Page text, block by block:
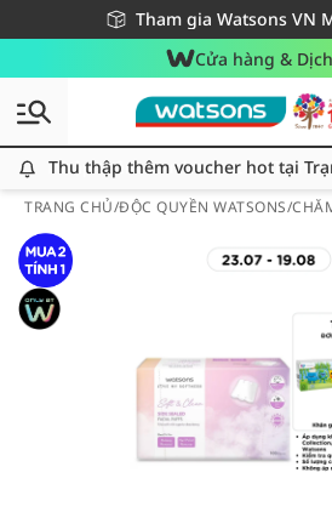
Tham gia Watsons VN
Miễn phí giao hàng cho đơn
Giao hàng nhanh 24h - Áp dụng
Cửa hàng &
Thu thập thêm voucher hot tại Trạm Voucher
Thu thập thêm voucher hot tại
TRANG CHỦ/ĐỘC QUYỀN WATSONS/